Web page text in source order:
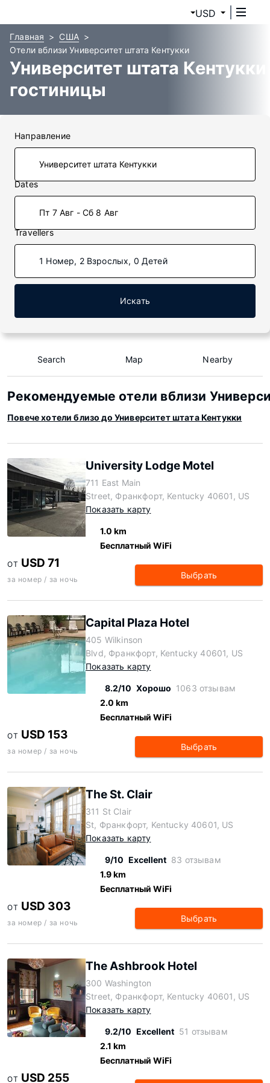
USD
Главная
США
Отели вблизи Университет штата Кентукки
Университет штата Кентукки
гостиницы
Направление
Dates
Пт 7 Авг - Сб 8 Авг
Travellers
1 Номер, 2 Взрослых, 0 Детей
Искать
Search Map Nearby
Рекомендуемые отели вблизи
Повече хотели близо до Университет штата Кентукки
University Lodge Motel
711 East Main
Street, Франкфорт, Kentucky 40601, US
Показать карту
1.0 km
Бесплатный WiFi
ОТ USD 71
за номер / за ночь Выбрать
Capital Plaza Hotel
405 Wilkinson
Blvd, Франкфорт, Kentucky 40601, US
Показать карту
8.2/10 Хорошо 1063 отзывам
2.0 km
Бесплатный WiFi
ОТ USD 153
за номер / за ночь Выбрать
The St. Clair
311 St Clair
St, Франкфорт, Kentucky 40601, US
Показать карту
9/10 Excellent 83 отзывам
1.9 km
Бесплатный WiFi
ОТ USD 303
за номер / за ночь Выбрать
The Ashbrook Hotel
300 Washington
Street, Франкфорт, Kentucky 40601, US
Показать карту
9.2/10 Excellent 51 отзывам
2.1 km
Бесплатный WiFi
ОТ USD 255